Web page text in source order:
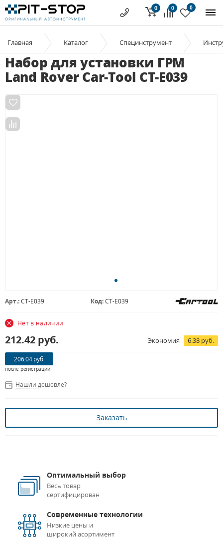
0 0
0
Главная Каталог Специнструмент
Набор для установки ГРМ
Land Rover Car-Tool CT-E039
Арт.:CT-E039 Код:CT-E039
Нет в наличии
212.42 руб. Экономия 6.38 руб.
206.04 руб.
после регистрации
Нашли дешевле?
Заказать
Оптимальный выбор
Весь товар
сертифицирован
Современные технологии
Низкие цены и
широкий асортимент